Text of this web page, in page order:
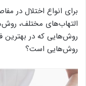
برای انواع اختلال در
التهاب‌های مختلف،
روش‌هایی که در بهترین
روش‌هایی است؟